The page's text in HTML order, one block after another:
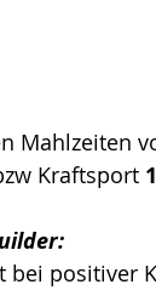
Mahlzeiten
Kraftsport
bei positiver